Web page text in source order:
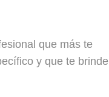
que más te
y que te brinde